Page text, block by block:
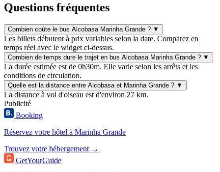
Questions fréquentes
Combien coûte le bus Alcobasa Marinha Grande ? ▼
Les billets débutent à prix variables selon la date. Comparez en
temps réel avec le widget ci-dessus.
Combien de temps dure le trajet en bus Alcobasa Marinha Grande ? ▼
La durée estimée est de 0h30m. Elle varie selon les arrêts et les
conditions de circulation.
Quelle est la distance entre Alcobasa et Marinha Grande ? ▼
La distance à vol d'oiseau est d'environ 27 km.
Publicité
Booking
Réservez votre hôtel à Marinha Grande
Trouvez votre hébergement →
GetYourGuide